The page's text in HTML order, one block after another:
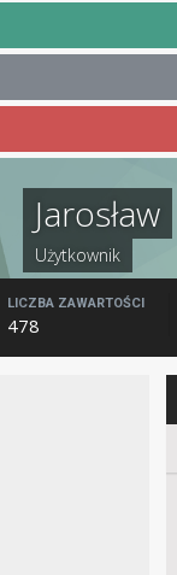
Jarosław
Użytkownik
LICZBA ZAWARTOŚCI
478